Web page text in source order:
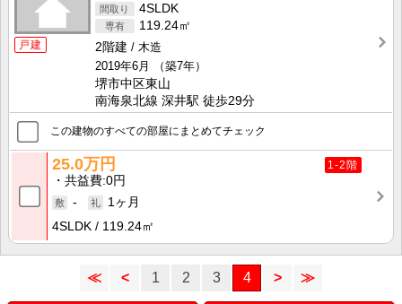
戸建
4SLDK
119.24㎡
2階建
木造
2019年6月
（築7年）
堺市中区東山
南海泉北線 深井駅 徒歩29分
この建物のすべての部屋にまとめてチェック
1-2階
25.0万円
共益費 0円
-
1ヶ月
4SLDK
119.24㎡
≪ < 1 2 3 4 > ≫